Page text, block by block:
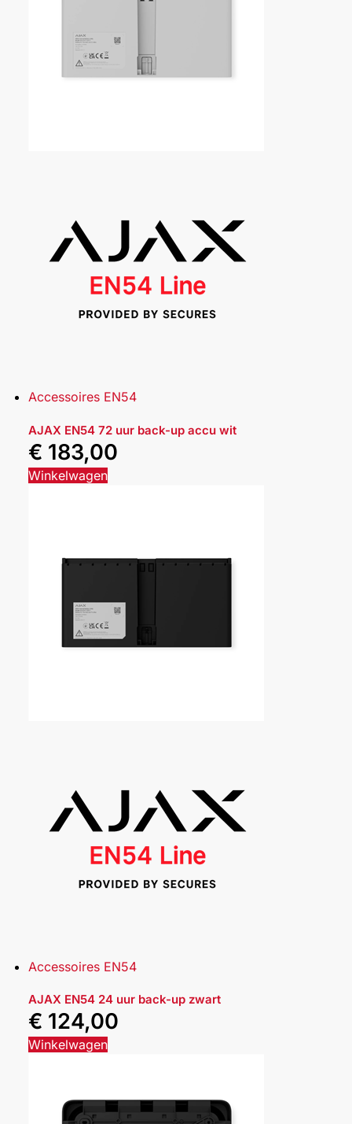
Accessoires EN54
AJAX EN54 72 uur back-up accu wit
€ 183,00
Winkelwagen
Accessoires EN54
AJAX EN54 24 uur back-up zwart
€ 124,00
Winkelwagen